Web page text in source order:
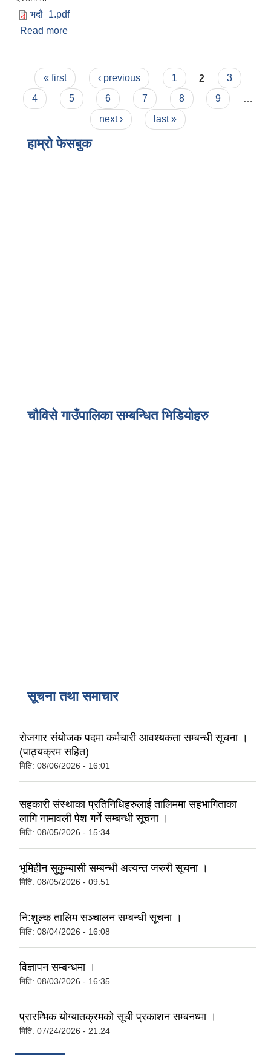
भदौ_1.pdf
Read more
Pages
« first ‹ previous 1 2
3
4
5 6 7 8 9
…
next ›
last »
हाम्राे फेसबुक
चौविसे गाउँपालिका सम्बन्धित भिडियोहरु
सूचना तथा समाचार
रोजगार संयोजक पदमा कर्मचारी आवश्यकता सम्बन्धी सूचना ।
(पाठ्यक्रम सहित)
मिति: 08/06/2026 - 16:01
सहकारी संस्थाका प्रतिनिधिहरुलाई तालिममा सहभागिताका
लागि नामावली पेश गर्ने सम्बन्धी सूचना ।
मिति: 08/05/2026 - 15:34
भूमिहीन सुकुम्बासी सम्बन्धी अत्यन्त जरुरी सूचना ।
मिति: 08/05/2026 - 09:51
नि:शुल्क तालिम सञ्चालन सम्बन्धी सूचना ।
मिति: 08/04/2026 - 16:08
विज्ञापन सम्बन्धमा ।
मिति: 08/03/2026 - 16:35
प्रारम्भिक योग्यातक्रमको सूची प्रकाशन सम्बनध्मा ।
मिति: 07/24/2026 - 21:24